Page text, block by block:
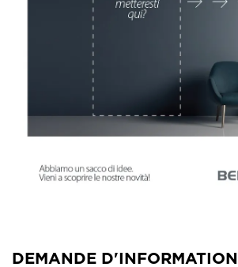
DEMANDE D'INFORMATION